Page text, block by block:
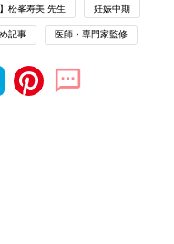
、何らかのトラブ
にいちばん心配なのは、
松峯寿美 先生 妊娠中期
記事 医師・専門家監修